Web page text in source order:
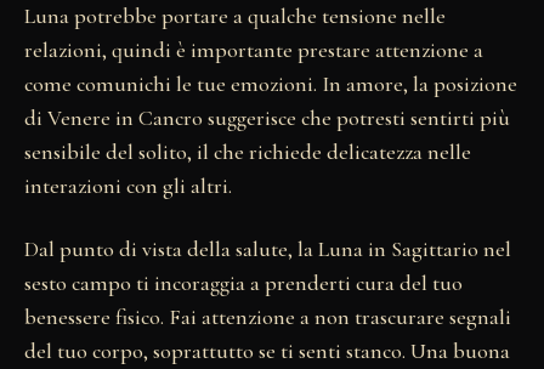
Luna potrebbe portare a qualche tensione nelle
relazioni, quindi è importante prestare attenzione a
come comunichi le tue emozioni. In amore, la posizione
di Venere in Cancro suggerisce che potresti sentirti più
sensibile del solito, il che richiede delicatezza nelle
interazioni con gli altri.
Dal punto di vista della salute, la Luna in Sagittario nel
sesto campo ti incoraggia a prenderti cura del tuo
benessere fisico. Fai attenzione a non trascurare segnali
del tuo corpo, soprattutto se ti senti stanco. Una buona